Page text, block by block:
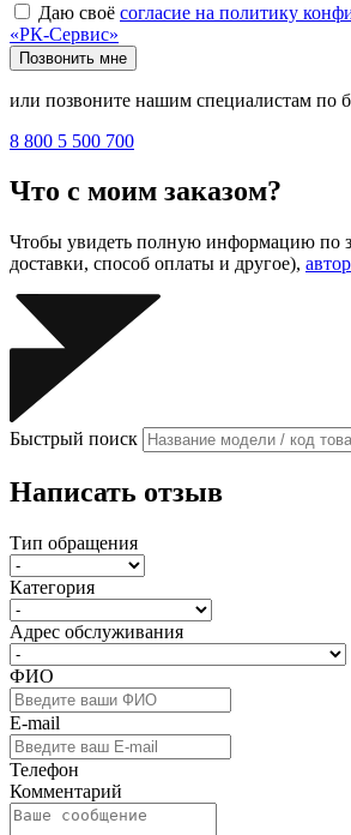
Даю своё согласие на политику
«РК-Сервис»
Позвонить мне
или позвоните нашим специалистам по
8 800 5 500 700
Что с моим заказом?
Чтобы увидеть полную информацию по
доставки, способ оплаты и другое),
Быстрый поиск
Написать отзыв
Тип обращения
Категория
Адрес обслуживания
ФИО
E-mail
Телефон
Комментарий